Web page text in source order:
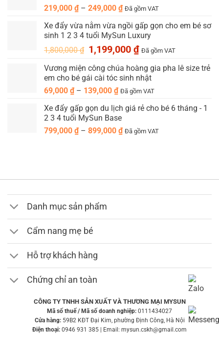
đến
219,000 ₫ – 249,000 ₫Khoảng
từ
219,000 ₫
đến
Đã gồm VAT
Xe đẩy vừa nằm vừa ngồi gấp gọn cho em bé sơ
sinh 1 2 3 4 tuổi MySun Luxury
1,800,000₫ Giá
gốc
là:
1,800,000 ₫.
1,199,000 ₫Giá
hiện
tại
là:
1,199,000 ₫.
Đã gồm VAT
Vương miện công chúa hoàng gia pha lê size trẻ
em cho bé gái cài tóc sinh nhật
69,000 ₫ – 139,000 ₫Khoảng
từ
69,000 ₫
đến
Đã gồm VAT
Xe đẩy gấp gọn du lịch giá rẻ cho bé 6 tháng - 1
2 3 4 tuổi MySun Base
799,000 ₫ – 899,000 ₫Khoảng
899,000 ₫
Đã gồm VAT
Danh mục sản phẩm
Cẩm nang mẹ bé
Hỗ trợ khách hàng
Chứng chỉ an toàn
CÔNG TY TNHH SẢN XUẤT VÀ THƯƠNG MẠI MYSUN
Mã số thuế / Mã số doanh nghiệp: 0111434027
Cửa hàng:59B2 KĐT Đại Kim, phường Định Công, Hà Nội
Điện thoại: 0946 931 385 | Email: mysun.cskh@gmail.com